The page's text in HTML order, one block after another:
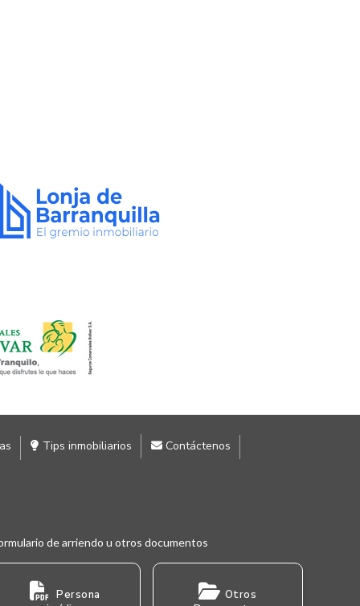
Tips inmobiliarios Contáctenos
de arriendo u otros documentos
Persona
Otros